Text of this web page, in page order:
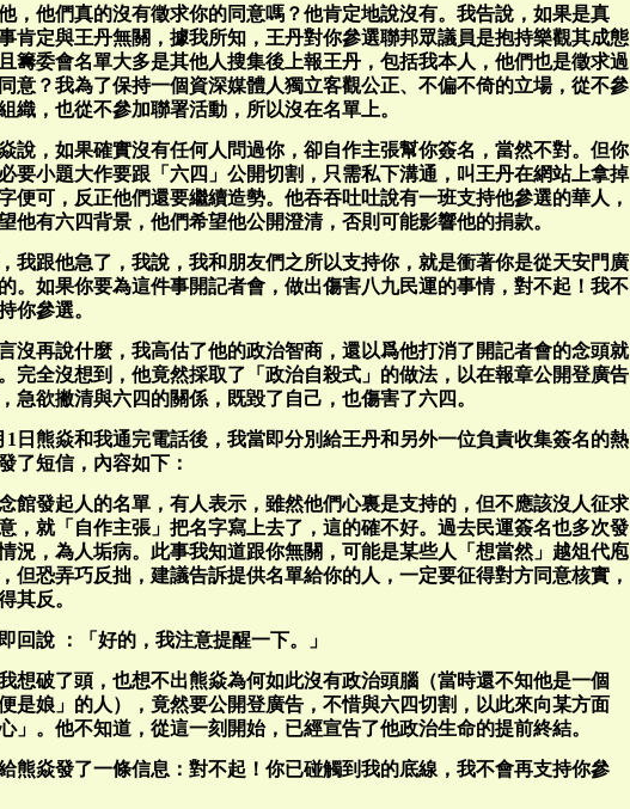
，他們真的沒有徵求你的同意嗎？他肯定地說沒有。我告說，如果是真
肯定與王丹無關，據我所知，王丹對你參選聯邦眾議員是抱持樂觀其成態
籌委會名單大多是其他人搜集後上報王丹，包括我本人，他們也是徵求過
意？我為了保持一個資深媒體人獨立客觀公正、不偏不倚的立場，從不參
織，也從不參加聯署活動，所以沒在名單上。
說，如果確實沒有任何人問過你，卻自作主張幫你簽名，當然不對。但你
要小題大作要跟「六四」公開切割，只需私下溝通，叫王丹在網站上拿掉
便可，反正他們還要繼續造勢。他吞吞吐吐說有一班支持他參選的華人，
他有六四背景，他們希望他公開澄清，否則可能影響他的捐款。
我跟他急了，我說，我和朋友們之所以支持你，就是衝著你是從天安門廣
。如果你要為這件事開記者會，做出傷害八九民運的事情，對不起！我不
你參選。
沒再說什麼，我高估了他的政治智商，還以爲他打消了開記者會的念頭就
完全沒想到，他竟然採取了「政治自殺式」的做法，以在報章公開登廣告
急欲撇清與六四的關係，既毀了自己，也傷害了六四。
1日熊焱和我通完電話後，我當即分別給王丹和另外一位負責收集簽名的熱
了短信，內容如下：
館發起人的名單，有人表示，雖然他們心裏是支持的，但不應該沒人征求
，就「自作主張」把名字寫上去了，這的確不好。過去民運簽名也多次發
況，為人垢病。此事我知道跟你無關，可能是某些人「想當然」越俎代庖
但恐弄巧反拙，建議告訴提供名單給你的人，一定要征得對方同意核實，
其反。
回說 ：「好的，我注意提醒一下。」
想破了頭，也想不出熊焱為何如此沒有政治頭腦（當時還不知他是一個
便是娘」的人），竟然要公開登廣告，不惜與六四切割，以此來向某方面
心」。他不知道，從這一刻開始，已經宣告了他政治生命的提前終結。
熊焱發了一條信息：對不起！你已碰觸到我的底線，我不會再支持你參